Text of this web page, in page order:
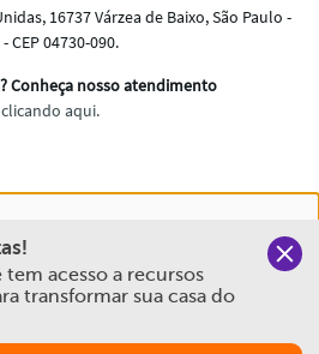
você navega no nosso site,
Cookies
tem acesso a recursos
transformar sua casa do